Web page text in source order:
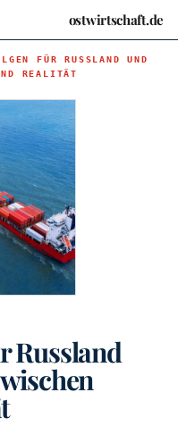
ostwirtschaft.de
FÜR RUSSLAND UND
REALITÄT
Russland